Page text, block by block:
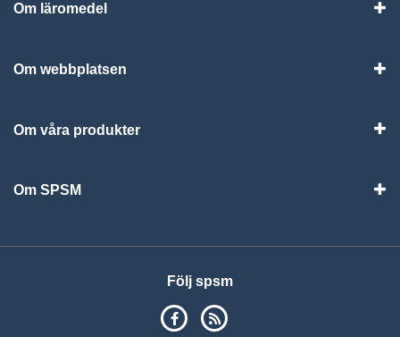
Om läromedel
Om webbplatsen
Om våra produkter
Om SPSM
Följ spsm
SPSM på Facebook